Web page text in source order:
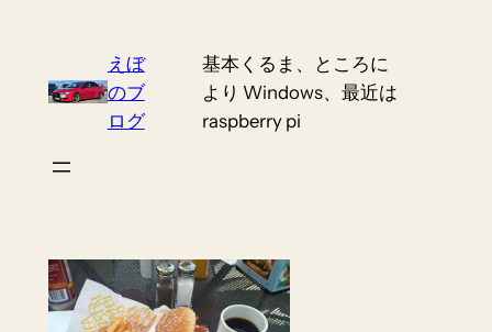
content
えぼ
のブ
ログ
基本くるま、ところに
より Windows、最近は
raspberry pi